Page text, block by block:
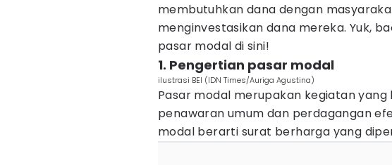
membutuhkan dana dengan
menginvestasikan dana mereka. Yuk,
pasar modal di sini!
1. Pengertian pasar modal
ilustrasi BEI (IDN Times/Auriga Agustina)
Pasar modal merupakan kegiatan
penawaran umum dan perdagangan
modal berarti surat berharga yang